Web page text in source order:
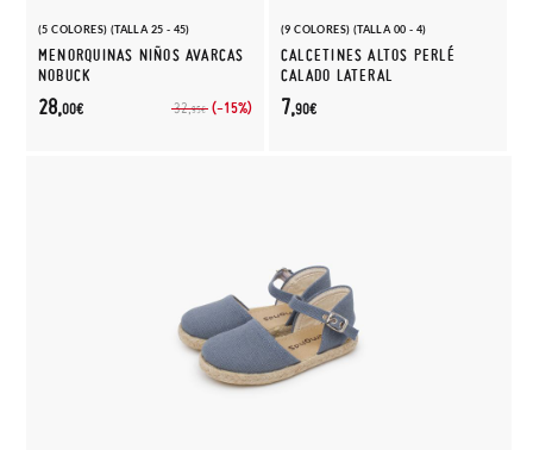
(5 COLORES) (TALLA 25 - 45)
MENORQUINAS NIÑOS AVARCAS
NOBUCK
32,95€ (-15%)
28,00€
(9 COLORES) (TALLA 00 - 4)
CALCETINES ALTOS PERLÉ
CALADO LATERAL
7,90€